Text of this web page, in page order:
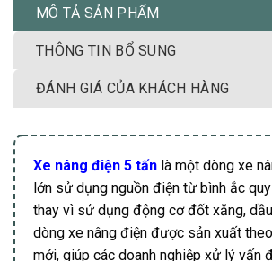
MÔ TẢ SẢN PHẨM
THÔNG TIN BỔ SUNG
ĐÁNH GIÁ CỦA KHÁCH HÀNG
Xe nâng điện 5 tấn là một dòng xe
lớn sử dụng nguồn điện từ bình ắc
thay vì sử dụng động cơ đốt xăng,
dòng xe nâng điện được sản xuất
mới, giúp các doanh nghiệp xử lý vấn